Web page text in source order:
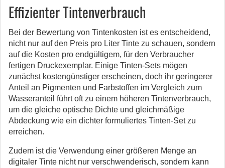
Effizienter Tintenverbrauch
Bei der Bewertung von Tintenkosten ist es entscheidend,
nicht nur auf den Preis pro Liter Tinte zu schauen, sondern
auf die Kosten pro endgültigem, für den Verbraucher
fertigen Druckexemplar. Einige Tinten-Sets mögen
zunächst kostengünstiger erscheinen, doch ihr geringerer
Anteil an Pigmenten und Farbstoffen im Vergleich zum
Wasseranteil führt oft zu einem höheren Tintenverbrauch,
um die gleiche optische Dichte und gleichmäßige
Abdeckung wie ein dichter formuliertes Tinten-Set zu
erreichen.
Zudem ist die Verwendung einer größeren Menge an
digitaler Tinte nicht nur verschwenderisch, sondern kann